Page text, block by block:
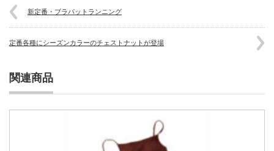
新定番・ブラパットランニング
定番各種にシーズンカラーのチェストナットが登場
関連商品